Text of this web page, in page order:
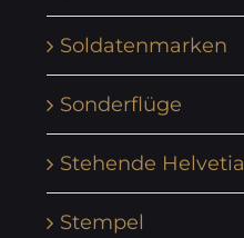
Soldatenmarken
Sonderflüge
Stehende Helvetia
Stempel